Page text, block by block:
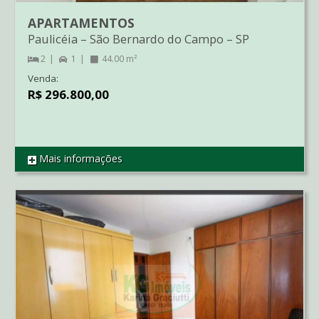
REF AP2641
APARTAMENTOS
Paulicéia – São Bernardo do Campo – SP
2 1 44.00 m²
Venda:
R$ 296.800,00
Mais informações